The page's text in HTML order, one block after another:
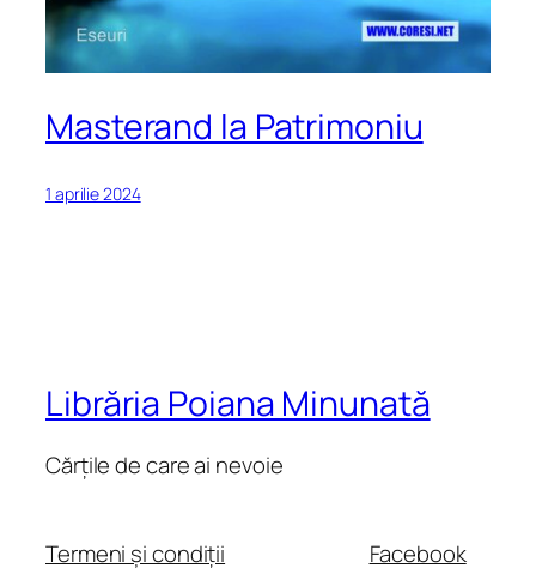
Masterand la Patrimoniu
1 aprilie 2024
Librăria Poiana Minunată
Cărțile de care ai nevoie
Termeni și condiții
Facebook